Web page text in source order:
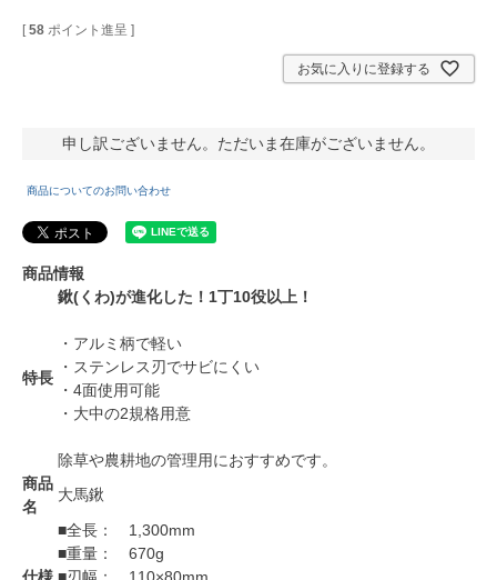
[ 58 ポイント進呈 ]
お気に入りに登録する
申し訳ございません。ただいま在庫がございません。
商品についてのお問い合わせ
商品情報
特長
鍬(くわ)が進化した！1丁10役以上！
・アルミ柄で軽い
・ステンレス刃でサビにくい
・4面使用可能
・大中の2規格用意
除草や農耕地の管理用におすすめです。
商品
名
大馬鍬
■全長： 1,300mm
■重量： 670g